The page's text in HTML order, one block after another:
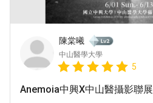
陳棠曦
中山醫學大學
5
Anemoia中興X中山醫攝影聯展